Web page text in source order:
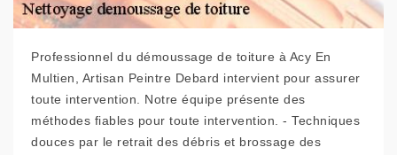
Professionnel du démoussage de toiture à Acy En
Multien, Artisan Peintre Debard intervient pour assurer
toute intervention. Notre équipe présente des
méthodes fiables pour toute intervention. - Techniques
douces par le retrait des débris et brossage des